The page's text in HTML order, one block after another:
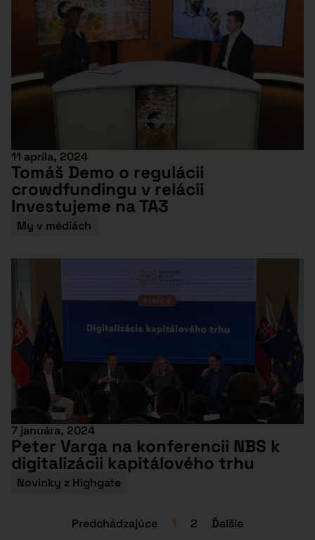
11 apríla, 2024
Tomáš Demo o regulácii
crowdfundingu v relácii
Investujeme na TA3
My v médiách
7 januára, 2024
Peter Varga na konferencii NBS k
digitalizácii kapitálového trhu
Novinky z Highgate
Predchádzajúce 1 2 Ďalšie